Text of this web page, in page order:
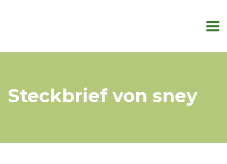
Steckbrief von sney